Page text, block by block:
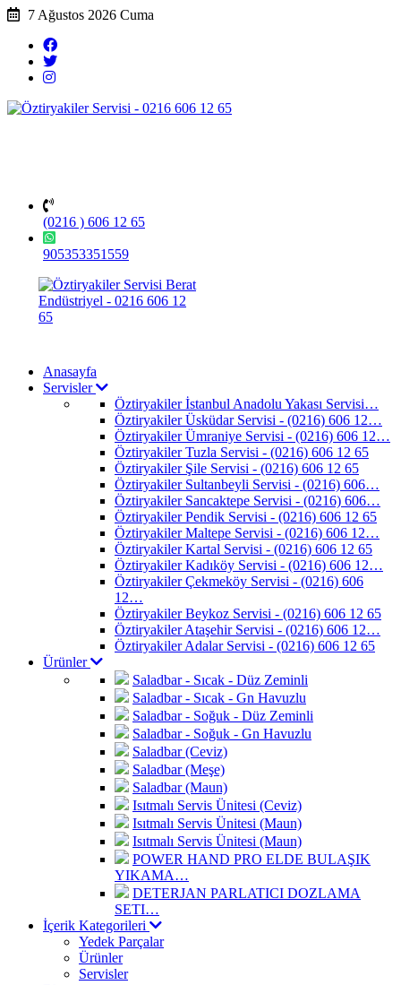
7 Ağustos 2026 Cuma
(0216 ) 606 12 65
905353351559
Anasayfa
Servisler
Öztiryakiler İstanbul Anadolu Yakası Servisi…
Öztiryakiler Üsküdar Servisi - (0216) 606 12…
Öztiryakiler Ümraniye Servisi - (0216) 606 12…
Öztiryakiler Tuzla Servisi - (0216) 606 12 65
Öztiryakiler Şile Servisi - (0216) 606 12 65
Öztiryakiler Sultanbeyli Servisi - (0216) 606…
Öztiryakiler Sancaktepe Servisi - (0216) 606…
Öztiryakiler Pendik Servisi - (0216) 606 12 65
Öztiryakiler Maltepe Servisi - (0216) 606 12…
Öztiryakiler Kartal Servisi - (0216) 606 12 65
Öztiryakiler Kadıköy Servisi - (0216) 606 12…
Öztiryakiler Çekmeköy Servisi - (0216) 606
12…
Öztiryakiler Beykoz Servisi - (0216) 606 12 65
Öztiryakiler Ataşehir Servisi - (0216) 606 12…
Öztiryakiler Adalar Servisi - (0216) 606 12 65
Ürünler
Saladbar - Sıcak - Düz Zeminli
Saladbar - Sıcak - Gn Havuzlu
Saladbar - Soğuk - Düz Zeminli
Saladbar - Soğuk - Gn Havuzlu
Saladbar (Ceviz)
Saladbar (Meşe)
Saladbar (Maun)
Isıtmalı Servis Ünitesi (Ceviz)
Isıtmalı Servis Ünitesi (Maun)
Isıtmalı Servis Ünitesi (Maun)
POWER HAND PRO ELDE BULAŞIK
YIKAMA…
DETERJAN PARLATICI DOZLAMA
SETI…
İçerik Kategorileri
Yedek Parçalar
Ürünler
Servisler